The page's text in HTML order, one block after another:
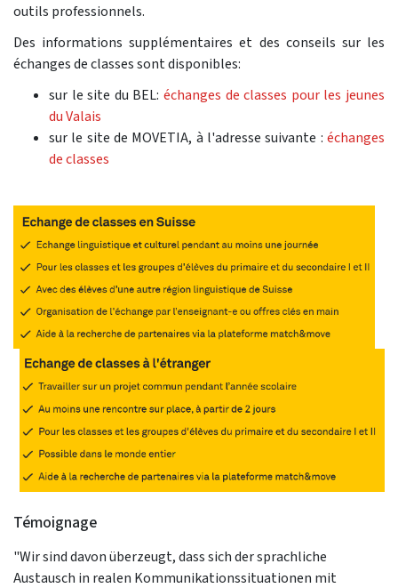
outils professionnels.
Des informations supplémentaires et des conseils sur les
échanges de classes sont disponibles:
sur le site du BEL: échanges de classes pour les jeunes
du Valais
sur le site de MOVETIA, à l'adresse suivante : échanges
de classes
Témoignage
"Wir sind davon überzeugt, dass sich der sprachliche
Austausch in realen Kommunikationssituationen mit